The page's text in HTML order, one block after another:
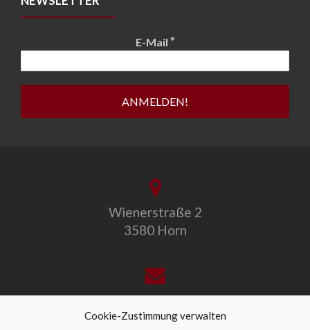
Cookie-Zustimmung verwalten
E-Mail *
Wienerstraße 2
3580 Horn
office@allegro-vivo.at